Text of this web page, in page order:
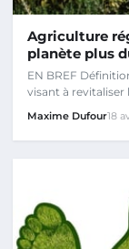
Agriculture
planète plus
EN BREF
visant à revitaliser
Maxime Dufour18